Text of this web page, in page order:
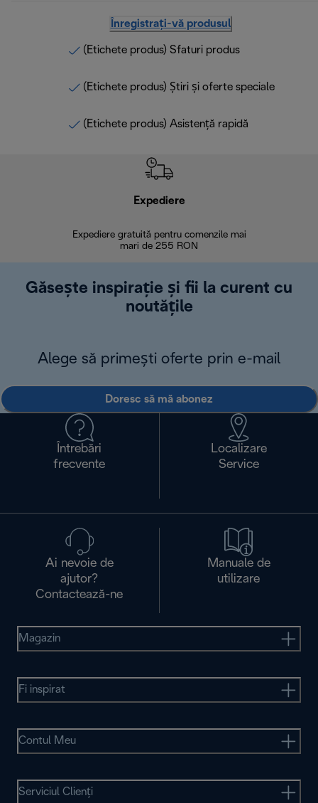
Înregistrați-vă produsul
(Etichete produs) Sfaturi produs
(Etichete produs) Știri și oferte speciale
(Etichete produs) Asistență rapidă
Expediere
Expediere gratuită pentru comenzile mai
mari de 255 RON
Găsește inspirație și fii la curent cu
noutățile
Alege să primești oferte prin e-mail
Doresc să mă abonez
Întrebări
frecvente
Localizare
Service
Ai nevoie de
ajutor?
Contactează-ne
Manuale de
utilizare
Magazin
Fi inspirat
Contul Meu
Serviciul Clienţi